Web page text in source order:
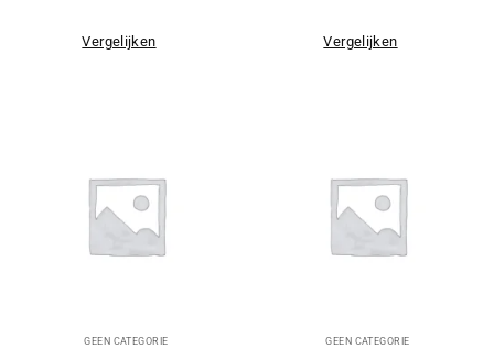
Vergelijken Vergelijken
GEEN CATEGORIE GEEN CATEGORIE